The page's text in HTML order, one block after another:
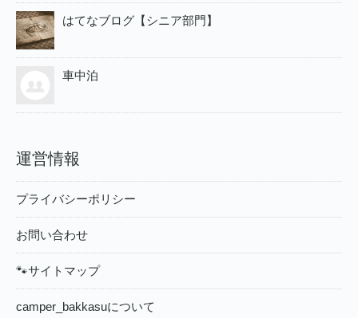
はてなブログ【シニア部門】
車中泊
運営情報
プライバシーポリシー
お問い合わせ
🐾サイトマップ
camper_bakkasuについて